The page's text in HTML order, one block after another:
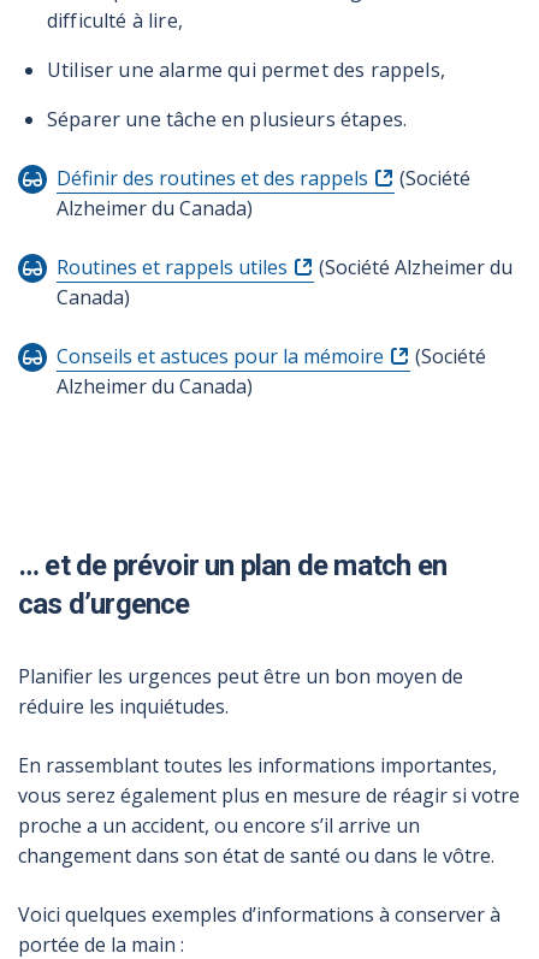
difficulté à lire,
Utiliser une alarme qui permet des rappels,
Séparer une tâche en plusieurs étapes.
Définir des routines et des rappels
(Société
Alzheimer du Canada)
Routines et rappels utiles
(Société Alzheimer du
Canada)
Conseils et astuces pour la mémoire
(Société
Alzheimer du Canada)
… et de prévoir un plan de match en
cas d’urgence
Planifier les urgences peut être un bon moyen de
réduire les inquiétudes.
En rassemblant toutes les informations importantes,
vous serez également plus en mesure de réagir si votre
proche a un accident, ou encore s’il arrive un
changement dans son état de santé ou dans le vôtre.
Voici quelques exemples d’informations à conserver à
portée de la main :